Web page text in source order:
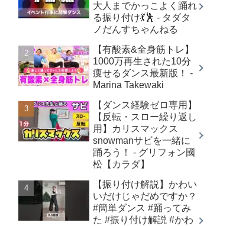
大人までかっこよく踊れ
る振り付け💃🕺 - タダタ
ノだんすちゃんねる
【有酸素&全身筋トレ】
1000万再生された10分
痩せるダンス最新版！ -
Marina Takewaki
【ダンス経験ゼロ専用】
【反転・スロー繰り返し
用】カリスマックス
snowmanサビを一緒に
踊ろう！ - グリフォン國
松【カラダ】
【振り付け解説】かわい
いだけじゃだめですか？
#簡単ダンス #踊ってみ
た #振り付け解説 #かわ